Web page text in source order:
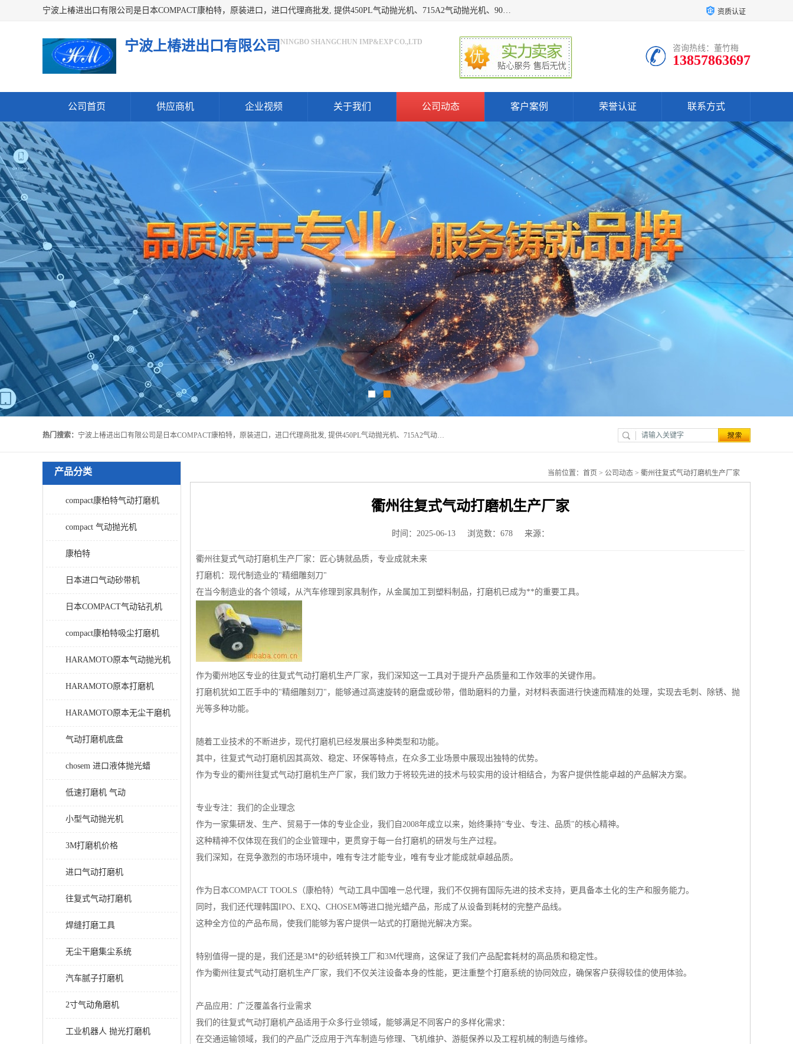
宁波上椿进出口有限公司是日本COMPACT康柏特，原装进口，进口代理商批发, 提供450PL气动抛光机、715A2气动抛光机、905A4打磨机、935GS打磨机、913W-5水磨机、450PL抛光机、715A2抛光机、935GS齿轮抛光机、905A4气动打磨机、价格实惠,欢迎来电咨询. 资质认证
宁波上椿进出口有限公司 NINGBO SHANGCHUN IMP&EXP CO.,LTD
咨询热线：董竹梅
13857863697
公司首页 供应商机 企业视频 关于我们 公司动态 客户案例 荣誉认证 联系方式
热门搜索： 宁波上椿进出口有限公司是日本COMPACT康柏特，原装进口，进口代理商批发, 提供450PL气动抛光机、715A2气动抛光机、905A4打磨机、935GS打磨机、913W-5水磨机、450PL抛光机、715A2抛光机、935GS齿轮抛光机、905A4气动打磨机、价格实惠,欢迎来电咨询.
产品分类
compact康柏特气动打磨机
compact 气动抛光机
康柏特
日本进口气动砂带机
日本COMPACT气动钻孔机
compact康柏特吸尘打磨机
HARAMOTO原本气动抛光机
HARAMOTO原本打磨机
HARAMOTO原本无尘干磨机
气动打磨机底盘
chosem 进口液体抛光蜡
低速打磨机 气动
小型气动抛光机
3M打磨机价格
进口气动打磨机
往复式气动打磨机
焊缝打磨工具
无尘干磨集尘系统
汽车腻子打磨机
2寸气动角磨机
工业机器人 抛光打磨机
当前位置： 首页 > 公司动态 > 衢州往复式气动打磨机生产厂家
衢州往复式气动打磨机生产厂家
时间：2025-06-13 浏览数：678 来源：
衢州往复式气动打磨机生产厂家：匠心铸就品质，专业成就未来
打磨机：现代制造业的"精细雕刻刀"
在当今制造业的各个领域，从汽车修理到家具制作，从金属加工到塑料制品，打磨机已成为**的重要工具。
作为衢州地区专业的往复式气动打磨机生产厂家，我们深知这一工具对于提升产品质量和工作效率的关键作用。
打磨机犹如工匠手中的"精细雕刻刀"，能够通过高速旋转的磨盘或砂带，借助磨料的力量，对材料表面进行快速而精准的处理，实现去毛刺、除锈、抛
光等多种功能。
随着工业技术的不断进步，现代打磨机已经发展出多种类型和功能。
其中，往复式气动打磨机因其高效、稳定、环保等特点，在众多工业场景中展现出独特的优势。
作为专业的衢州往复式气动打磨机生产厂家，我们致力于将较先进的技术与较实用的设计相结合，为客户提供性能卓越的产品解决方案。
专业专注：我们的企业理念
作为一家集研发、生产、贸易于一体的专业企业，我们自2008年成立以来，始终秉持"专业、专注、品质"的核心精神。
这种精神不仅体现在我们的企业管理中，更贯穿于每一台打磨机的研发与生产过程。
我们深知，在竞争激烈的市场环境中，唯有专注才能专业，唯有专业才能成就卓越品质。
作为日本COMPACT TOOLS（康柏特）气动工具中国唯一总代理，我们不仅拥有国际先进的技术支持，更具备本土化的生产和服务能力。
同时，我们还代理韩国IPO、EXQ、CHOSEM等进口抛光蜡产品，形成了从设备到耗材的完整产品线。
这种全方位的产品布局，使我们能够为客户提供一站式的打磨抛光解决方案。
特别值得一提的是，我们还是3M*的砂纸转换工厂和3M代理商，这保证了我们产品配套耗材的高品质和稳定性。
作为衢州往复式气动打磨机生产厂家，我们不仅关注设备本身的性能，更注重整个打磨系统的协同效应，确保客户获得较佳的使用体验。
产品应用：广泛覆盖各行业需求
我们的往复式气动打磨机产品适用于众多行业领域，能够满足不同客户的多样化需求：
在交通运输领域，我们的产品广泛应用于汽车制造与修理、飞机维护、游艇保养以及工程机械的制造与维修。